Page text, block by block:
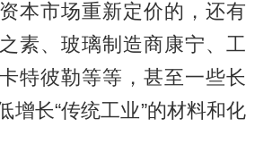
本市场重新定价的，还有
素、玻璃制造商康宁、工
特彼勒等等，甚至一些长
增长“传统工业”的材料和化